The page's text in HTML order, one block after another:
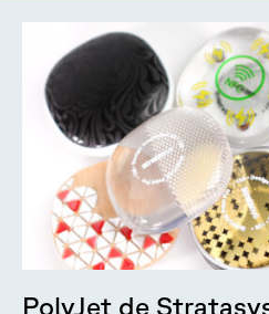
PolyJet de